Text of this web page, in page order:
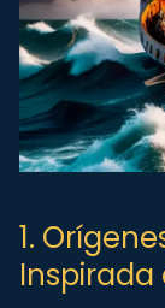
1.
Inspirada